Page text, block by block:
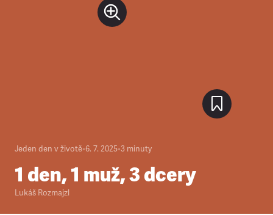
Jeden den v životě•6. 7. 2025•3 minuty
1 den, 1 muž, 3 dcery
Lukáš Rozmajzl